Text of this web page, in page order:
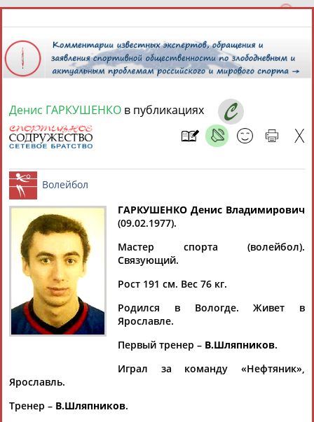
8 августа 2026 года,
СПОРТСМЕНЫ, ТРЕНЕРЫ И СПЕЦИАЛИСТЫ
Найдено: 13181персон Расширенный поиск
Аслаудин
АБАЕВ
АБАИМОВА
АБАКУМОВА
АБАЛАКИНА
Дмитрий
АБАРЕНОВ
Тамилла
Рамазан
Ростом
Денис ГАРКУШЕНКО в публикациях
Волейбол
ГАРКУШЕНКО Денис Владимирович
(09.02.1977).
Мастер спорта (волейбол).
Связующий.
Рост 191 см. Вес 76 кг.
Родился в Вологде. Живет в
Ярославле.
Первый тренер – В.Шляпников.
Играл за команду «Нефтяник»,
Ярославль.
Тренер – В.Шляпников.